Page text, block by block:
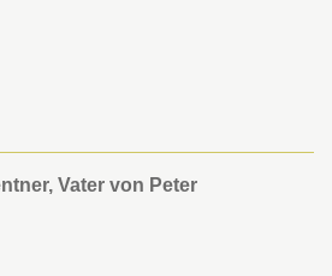
Vater von Peter